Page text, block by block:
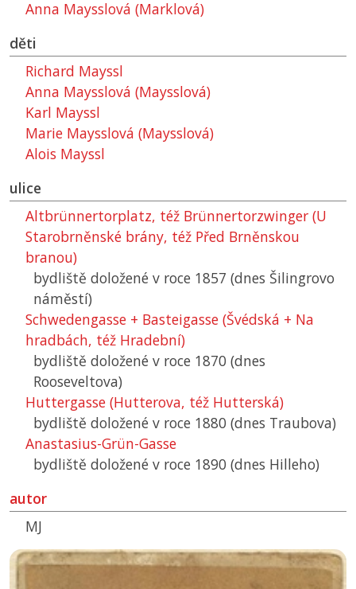
Anna Maysslová (Marklová)
děti
Richard Mayssl
Anna Maysslová (Maysslová)
Karl Mayssl
Marie Maysslová (Maysslová)
Alois Mayssl
ulice
Altbrünnertorplatz, též Brünnertorzwinger (U
Starobrněnské brány, též Před Brněnskou
branou)
bydliště doložené v roce 1857 (dnes Šilingrovo
náměstí)
Schwedengasse + Basteigasse (Švédská + Na
hradbách, též Hradební)
bydliště doložené v roce 1870 (dnes
Rooseveltova)
Huttergasse (Hutterova, též Hutterská)
bydliště doložené v roce 1880 (dnes Traubova)
Anastasius-Grün-Gasse
bydliště doložené v roce 1890 (dnes Hilleho)
autor
MJ